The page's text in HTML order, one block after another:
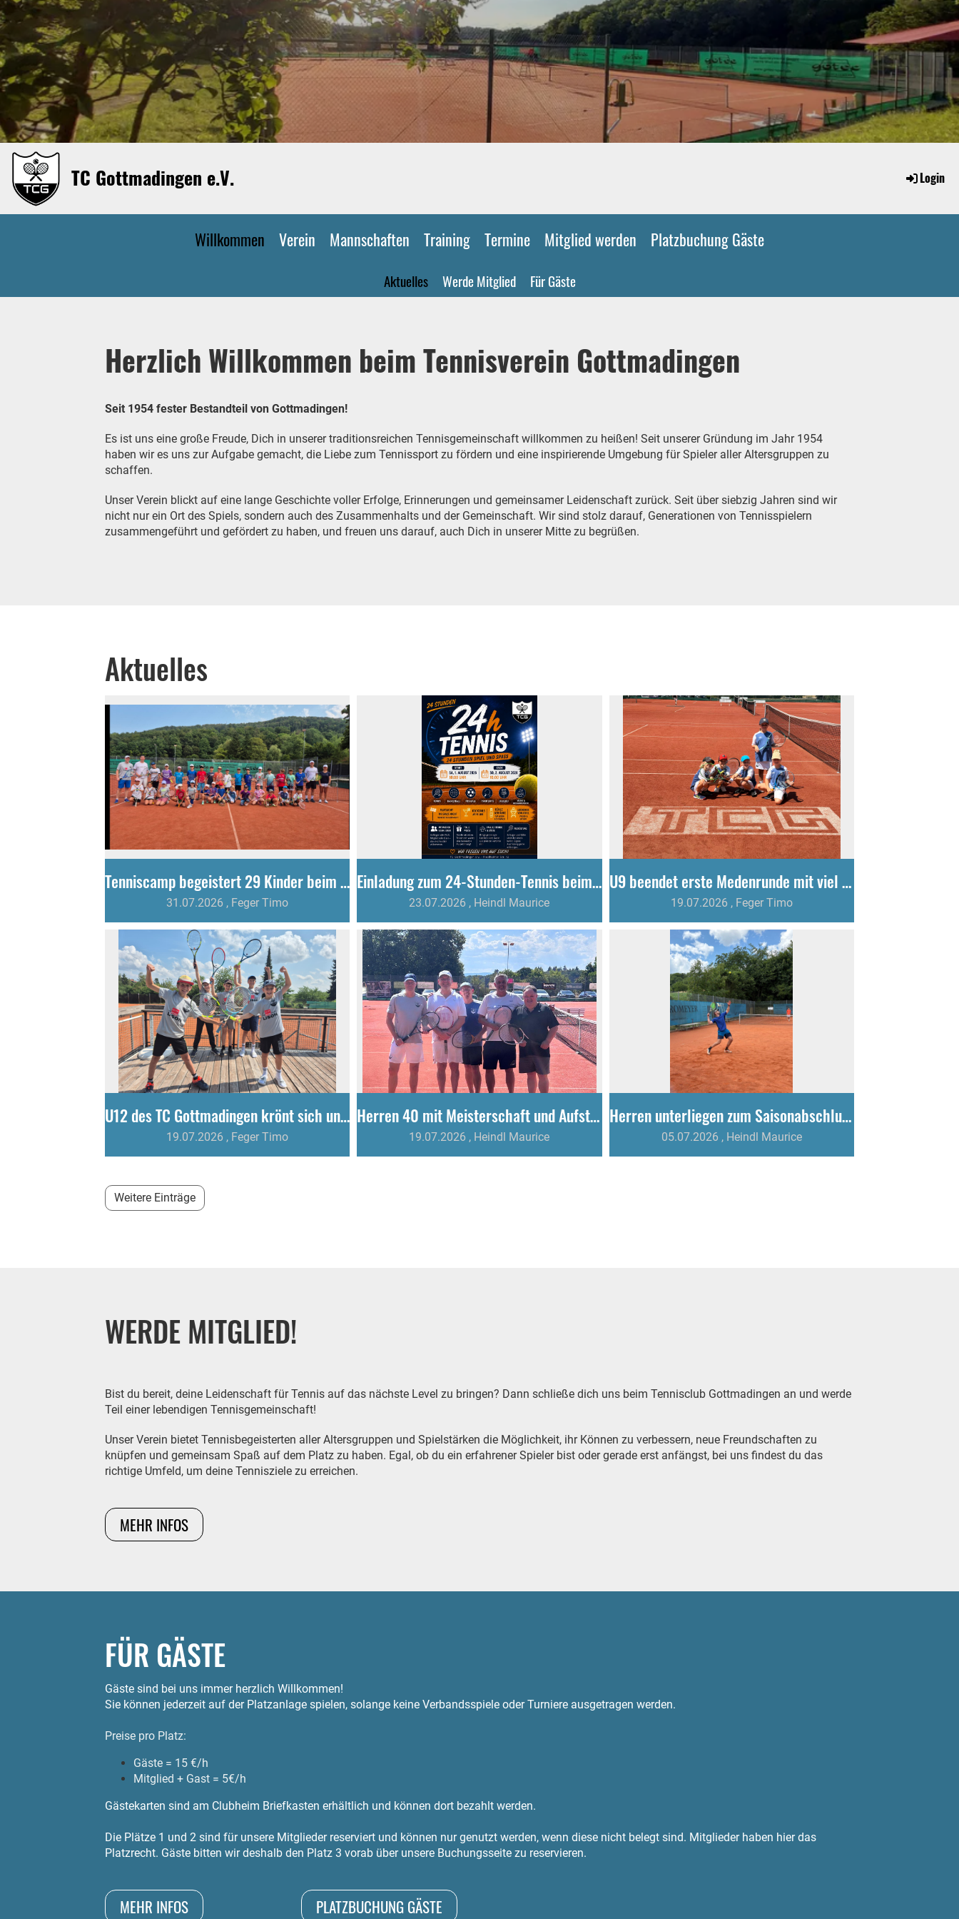
TC Gottmadingen e.V. Login
Willkommen Verein Mannschaften Training Termine Mitglied werden Platzbuchung Gäste
Aktuelles Werde Mitglied Für Gäste
Herzlich Willkommen beim Tennisverein Gottmadingen
Seit 1954 fester Bestandteil von Gottmadingen!
Es ist uns eine große Freude, Dich in unserer traditionsreichen Tennisgemeinschaft willkommen zu heißen! Seit unserer Gründung im Jahr 1954
haben wir es uns zur Aufgabe gemacht, die Liebe zum Tennissport zu fördern und eine inspirierende Umgebung für Spieler aller Altersgruppen zu
schaffen.
Unser Verein blickt auf eine lange Geschichte voller Erfolge, Erinnerungen und gemeinsamer Leidenschaft zurück. Seit über siebzig Jahren sind wir
nicht nur ein Ort des Spiels, sondern auch des Zusammenhalts und der Gemeinschaft. Wir sind stolz darauf, Generationen von Tennisspielern
zusammengeführt und gefördert zu haben, und freuen uns darauf, auch Dich in unserer Mitte zu begrüßen.
Aktuelles
Tenniscamp begeistert 29 Kinder beim Sommerferienprogramm
31.07.2026 , Feger Timo
Einladung zum 24-Stunden-Tennis beim TC Gottmadingen
23.07.2026 , Heindl Maurice
U9 beendet erste Medenrunde mit viel Kampfgeist und Teamgeist
19.07.2026 , Feger Timo
U12 des TC Gottmadingen krönt sich ungeschlagen zum Meister!
19.07.2026 , Feger Timo
Herren 40 mit Meisterschaft und Aufstieg
19.07.2026 , Heindl Maurice
Herren unterliegen zum Saisonabschluss knapp mit 4:5
05.07.2026 , Heindl Maurice
Weitere Einträge
WERDE MITGLIED!
Bist du bereit, deine Leidenschaft für Tennis auf das nächste Level zu bringen? Dann schließe dich uns beim Tennisclub Gottmadingen an und werde
Teil einer lebendigen Tennisgemeinschaft!
Unser Verein bietet Tennisbegeisterten aller Altersgruppen und Spielstärken die Möglichkeit, ihr Können zu verbessern, neue Freundschaften zu
knüpfen und gemeinsam Spaß auf dem Platz zu haben. Egal, ob du ein erfahrener Spieler bist oder gerade erst anfängst, bei uns findest du das
richtige Umfeld, um deine Tennisziele zu erreichen.
MEHR INFOS
FÜR GÄSTE
Gäste sind bei uns immer herzlich Willkommen!
Sie können jederzeit auf der Platzanlage spielen, solange keine Verbandsspiele oder Turniere ausgetragen werden.
Preise pro Platz:
Gäste = 15 €/h
Mitglied + Gast = 5€/h
Gästekarten sind am Clubheim Briefkasten erhältlich und können dort bezahlt werden.
Die Plätze 1 und 2 sind für unsere Mitglieder reserviert und können nur genutzt werden, wenn diese nicht belegt sind. Mitglieder haben hier das
Platzrecht. Gäste bitten wir deshalb den Platz 3 vorab über unsere Buchungsseite zu reservieren.
MEHR INFOS PLATZBUCHUNG GÄSTE